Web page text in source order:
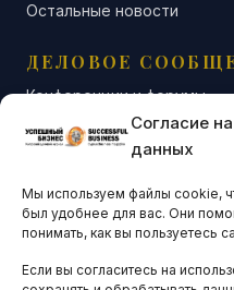
Согласие
данных
Мы используем файлы cookie,
был удобнее для вас. Они
понимать, как вы пользуетесь
Если вы согласитесь на
Остальные новости
ДЕЛОВОЕ
Конференции и форумы
Бизнес-клубы и
Остальные новости
АНАЛИТИКА И
ARTICLES IN